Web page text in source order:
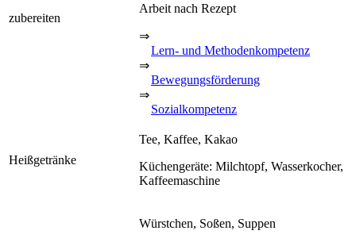
zubereiten
Arbeit nach Rezept
⇒
Lern- und Methodenkompetenz
⇒
Bewegungsförderung
⇒
Sozialkompetenz
Heißgetränke
Tee, Kaffee, Kakao
Küchengeräte: Milchtopf, Wasserkocher,
Kaffeemaschine
Würstchen, Soßen, Suppen